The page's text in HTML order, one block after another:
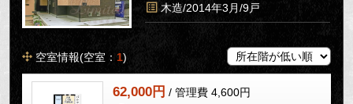
木造/2014年3月/9戸
空室情報(空室： 1)
62,000円 / 管理費 4,600円